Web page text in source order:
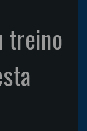
treino